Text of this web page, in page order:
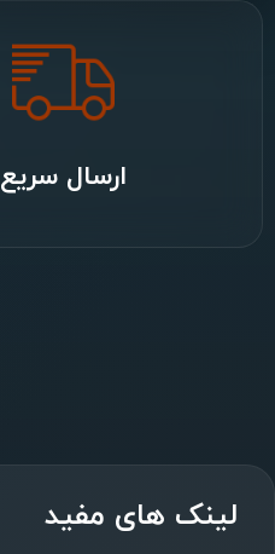
ارسال سریع
لینک های مفید